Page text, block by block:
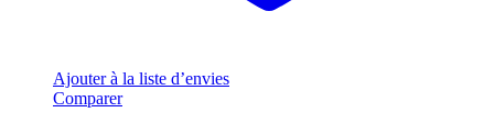
Ajouter à la liste d’envies
Comparer